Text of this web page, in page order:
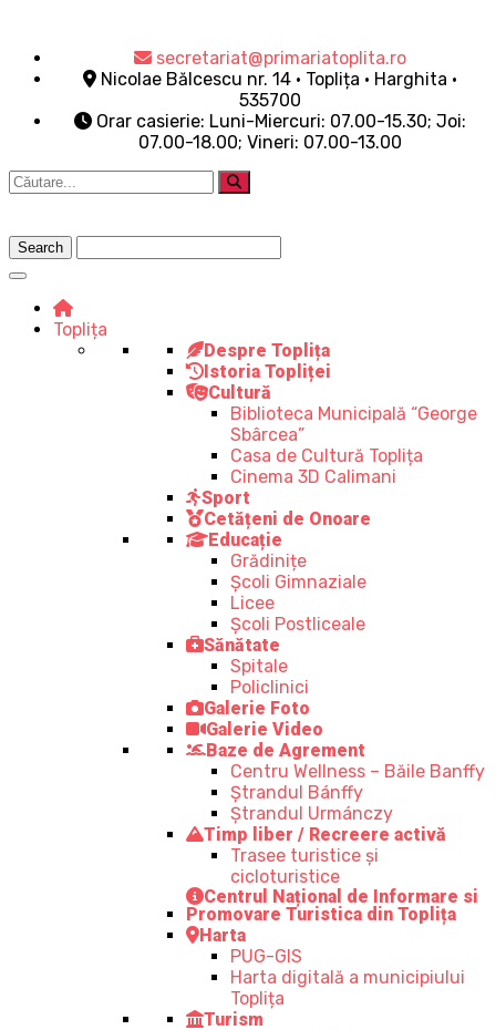
secretariat@primariatoplita.ro
Nicolae Bălcescu nr. 14 • Toplița • Harghita •
535700
Orar casierie: Luni-Miercuri: 07.00-15.30; Joi:
07.00-18.00; Vineri: 07.00-13.00
Toplița
Despre Toplița
Istoria Topliței
Cultură
Biblioteca Municipală “George
Sbârcea”
Casa de Cultură Toplița
Cinema 3D Calimani
Sport
Cetățeni de Onoare
Educație
Grădinițe
Școli Gimnaziale
Licee
Școli Postliceale
Sănătate
Spitale
Policlinici
Galerie Foto
Galerie Video
Baze de Agrement
Centru Wellness – Băile Banffy
Ștrandul Bánffy
Ștrandul Urmánczy
Timp liber / Recreere activă
Trasee turistice şi
cicloturistice
Centrul Național de Informare si
Promovare Turistica din Toplița
Harta
PUG-GIS
Harta digitală a municipiului
Toplița
Turism